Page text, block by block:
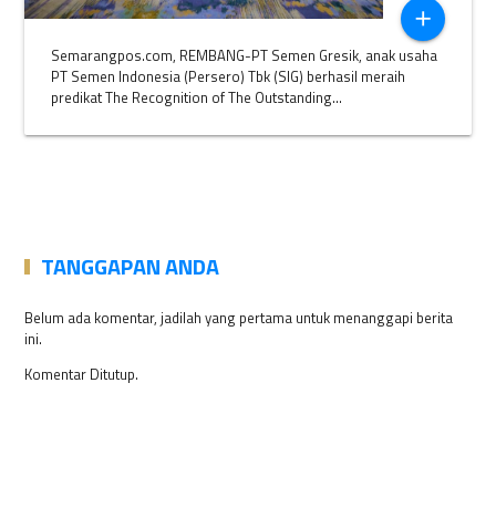
add
Semarangpos.com, REMBANG-PT Semen Gresik, anak usaha
PT Semen Indonesia (Persero) Tbk (SIG) berhasil meraih
predikat The Recognition of The Outstanding...
TANGGAPAN ANDA
Belum ada komentar, jadilah yang pertama untuk menanggapi berita
ini.
Komentar Ditutup.